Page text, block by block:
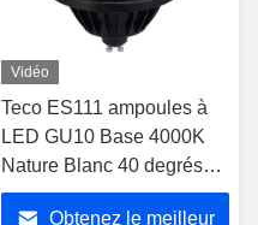
Vidéo
Teco ES111 ampoules à
LED GU10 Base 4000K
Nature Blanc 40 degrés
25000 heures projecteur
Obtenez le meilleur